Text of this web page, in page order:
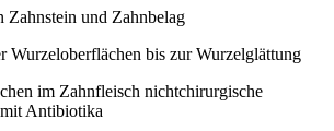
Zahnstein und Zahnbelag
Wurzeloberflächen bis zur Wurzelglättung
im Zahnfleisch nichtchirurgische
Antibiotika